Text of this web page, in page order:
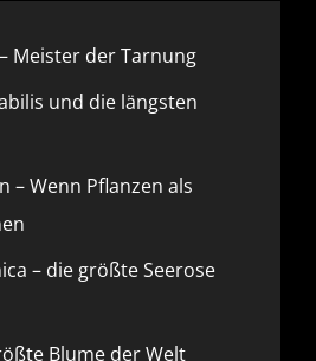
Meister der Tarnung
und die längsten
– Wenn Pflanzen als
– die größte Seerose
Blume der Welt